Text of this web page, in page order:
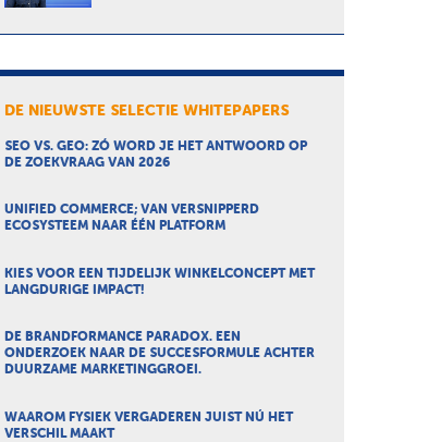
DE NIEUWSTE SELECTIE WHITEPAPERS
SEO VS. GEO: ZÓ WORD JE HET ANTWOORD OP
DE ZOEKVRAAG VAN 2026
UNIFIED COMMERCE; VAN VERSNIPPERD
ECOSYSTEEM NAAR ÉÉN PLATFORM
KIES VOOR EEN TIJDELIJK WINKELCONCEPT MET
LANGDURIGE IMPACT!
DE BRANDFORMANCE PARADOX. EEN
ONDERZOEK NAAR DE SUCCESFORMULE ACHTER
DUURZAME MARKETINGGROEI.
WAAROM FYSIEK VERGADEREN JUIST NÚ HET
VERSCHIL MAAKT